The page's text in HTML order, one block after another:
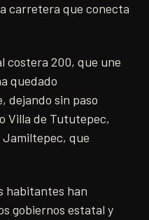
carretera que conecta
costera 200, que une
quedado
dejando sin paso
Villa de Tututepec,
Jamiltepec, que
habitantes han
gobiernos estatal y